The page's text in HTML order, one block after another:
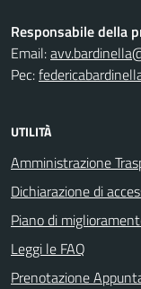
Responsabile della
Email:
Pec:
UTILITÀ
Amministrazione
Dichiarazione di
Piano di
Leggi le FAQ
Prenotazione